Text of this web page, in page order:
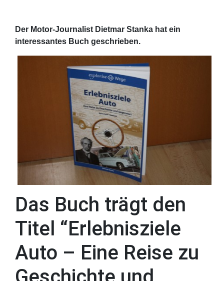
Der Motor-Journalist Dietmar Stanka hat ein
interessantes Buch geschrieben.
Das Buch trägt den
Titel “Erlebnisziele
Auto – Eine Reise zu